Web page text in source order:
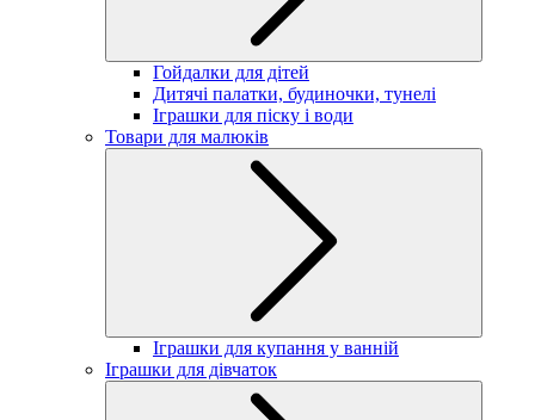
Гойдалки для дітей
Дитячі палатки, будиночки, тунелі
Іграшки для піску і води
Товари для малюків
Іграшки для купання у ванній
Іграшки для дівчаток